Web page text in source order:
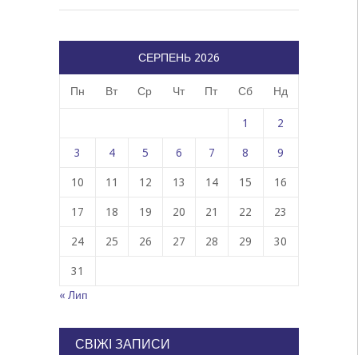
СЕРПЕНЬ 2026
Пн Вт Ср Чт Пт Сб Нд
1 2
3 4 5 6 7 8 9
10 11 12 13 14 15 16
17 18 19 20 21 22 23
24 25 26 27 28 29 30
31
« Лип
СВІЖІ ЗАПИСИ